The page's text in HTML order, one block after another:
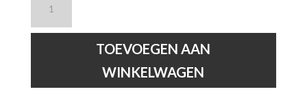
SCOTT
-
TOEVOEGEN AAN
WINKELWAGEN